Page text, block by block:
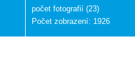
počet fotografií (23)
Počet zobrazení: 1926